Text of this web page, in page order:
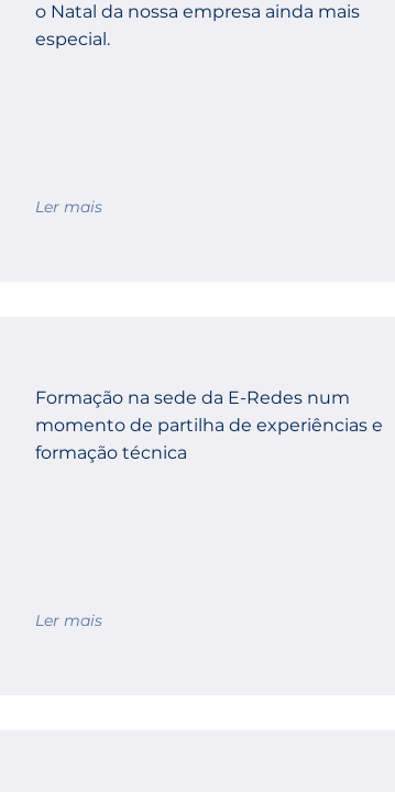
o Natal da nossa empresa ainda mais
especial.
Ler mais
Formação na sede da E-Redes num
momento de partilha de experiências e
formação técnica
Ler mais